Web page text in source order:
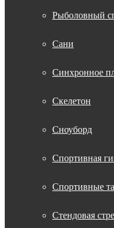
Рыболовный
Сани
Синхронное
Скелетон
Сноуборд
Спортивная
Спортивные
Стендовая